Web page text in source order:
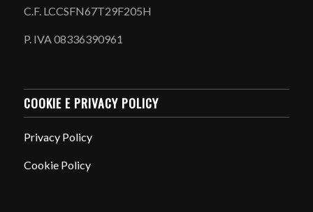
C.F. LCCSFN67T29F205H
P. IVA 08336390961
COOKIE E PRIVACY POLICY
Privacy Policy
Cookie Policy